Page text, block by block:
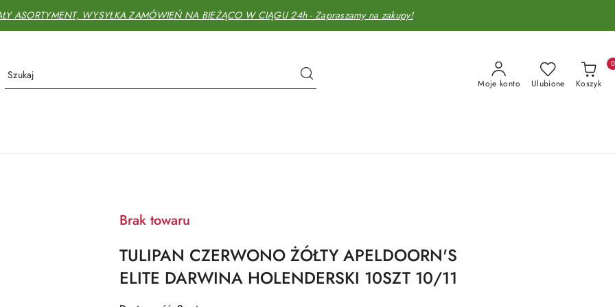
ASORTYMENT, WYSYŁKA ZAMÓWIEŃ NA BIEŻĄCO W CIĄGU 24h - Zapraszamy na zakupy!
Moje konto Ulubione Koszyk
0
Brak towaru
TULIPAN CZERWONO ŻÓŁTY APELDOORN'S
ELITE DARWINA HOLENDERSKI 10SZT 10/11